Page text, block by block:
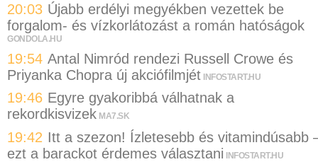
20:03 Újabb erdélyi megyékben vezettek be
forgalom- és vízkorlátozást a román hatóságok
GONDOLA.HU
19:54 Antal Nimród rendezi Russell Crowe és
Priyanka Chopra új akciófilmjét INFOSTART.HU
19:46 Egyre gyakoribbá válhatnak a
rekordkisvizek MA7.SK
19:42 Itt a szezon! Ízletesebb és vitamindúsabb
ezt a barackot érdemes választani INFOSTART.HU